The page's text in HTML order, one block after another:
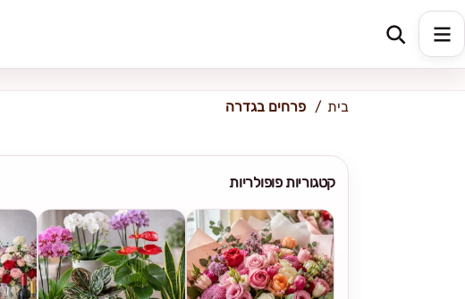
כתובת למשלוח
בית פרחים בגדרה
קטגוריות פופולריות